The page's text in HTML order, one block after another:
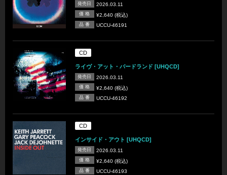
発売日 2026.03.11
価 格 ¥2,640 (税込)
品 番 UCCU-46191
CD
ライヴ・アット・バードランド [UHQCD]
発売日 2026.03.11
価 格 ¥2,640 (税込)
品 番 UCCU-46192
CD
インサイド・アウト [UHQCD]
発売日 2026.03.11
価 格 ¥2,640 (税込)
品 番 UCCU-46193